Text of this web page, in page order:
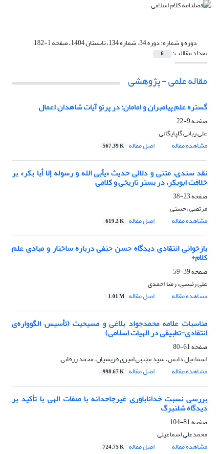
دوره و شماره:دوره 34، شماره 134، تابستان 1404، صفحه 1-182
تعداد مقالات: 6
مقاله علمی - پژوهشی
گستره علم پیامبران و امامان: در پرتو آیات شاهدان اعمال
صفحه9-22
علی ربانی گلپایگانی
مشاهده مقاله
اصل مقاله 567.39 K
نقد سندی، متنی و دلالی حدیث «یأبی الله و رسوله إلا أبا بکر» بر
خلافت ابوبکر، در بستر تاریخی و کلامی
صفحه23-38
مرتضی ،حسنی
مشاهده مقاله
اصل مقاله 619.2 K
بازخوانی انتقادی دیدگاه حسن حنفی درباره‌ ساختار و مبادی علم
کلام+
صفحه39-59
علی رئیسی، رضا احمدی
مشاهده مقاله
اصل مقاله 1.01 M
مناسبات علامه محمدجواد بلاغی و مسیحیت (تأسیس الگوواره‌ی
انتقادی-تطبیقی در الهیات اسلامی)
صفحه61-80
اسماعیل دانش، سید مجتبی امیری قریشیان، محمد زرقانی
مشاهده مقاله
اصل مقاله 998.67 K
بررسی نسبت خداناباوری غیرجاحدانه با صفات الهی با تأکید بر
دیدگاه شلنبرگ
صفحه81-104
محمدعلی اسماعیلی
مشاهده مقاله
اصل مقاله 724.75 K